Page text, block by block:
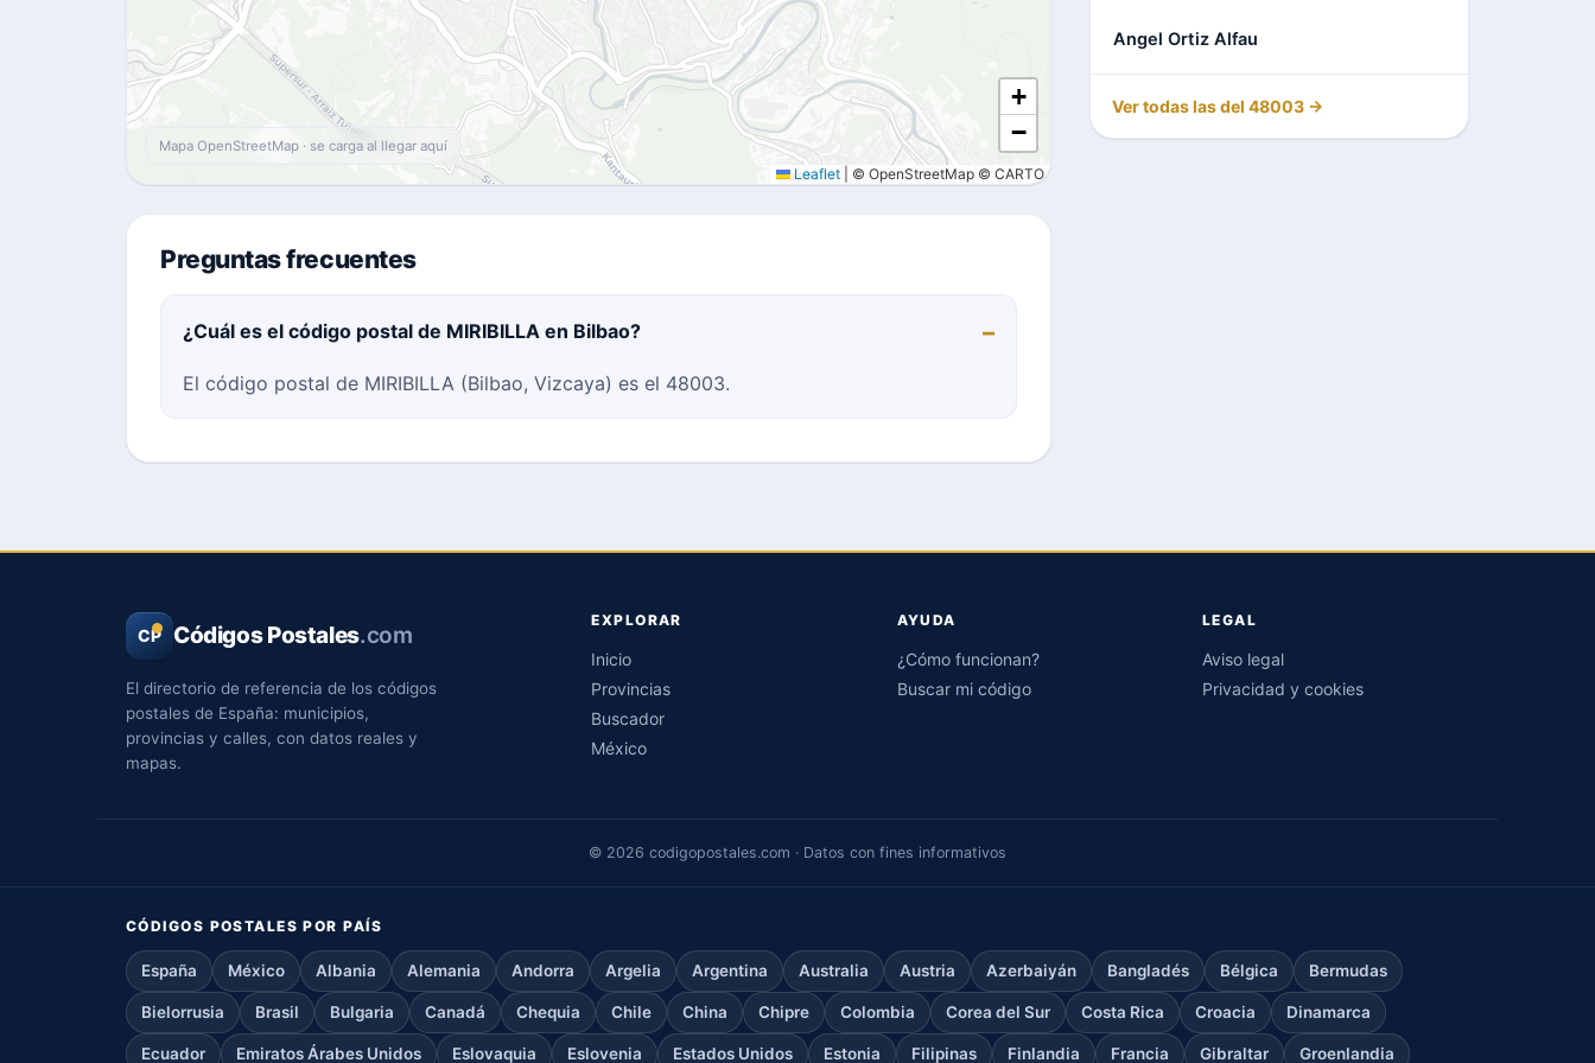
+
−
Leaflet © OpenStreetMap © CARTO
Mapa OpenStreetMap · se carga al llegar aquí
Preguntas frecuentes
¿Cuál es el código postal de MIRIBILLA en Bilbao?
El código postal de MIRIBILLA (Bilbao, Vizcaya) es el 48003.
Angel Ortiz Alfau
Ver todas las del 48003 →
CP Códigos Postales.com
El directorio de referencia de los códigos
postales de España: municipios,
provincias y calles, con datos reales y
mapas.
EXPLORAR
Inicio
Provincias
Buscador
México
AYUDA
¿Cómo funcionan?
Buscar mi código
LEGAL
Aviso legal
Privacidad y cookies
© 2026 codigopostales.com · Datos con fines informativos
CÓDIGOS POSTALES POR PAÍS
España México Albania Alemania Andorra Argelia Argentina Australia Austria Azerbaiyán Bangladés Bélgica Bermudas
Bielorrusia Brasil Bulgaria Canadá Chequia Chile China Chipre Colombia Corea del Sur Costa Rica Croacia Dinamarca
Ecuador Emiratos Árabes Unidos Eslovaquia Eslovenia Estados Unidos Estonia Filipinas Finlandia Francia Gibraltar Groenlandia